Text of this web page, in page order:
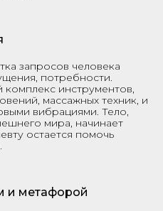
запросов человека
потребности.
инструментов,
массажных техник, и
вибрациями. Тело,
мира, начинает
остается помочь
и метафорой